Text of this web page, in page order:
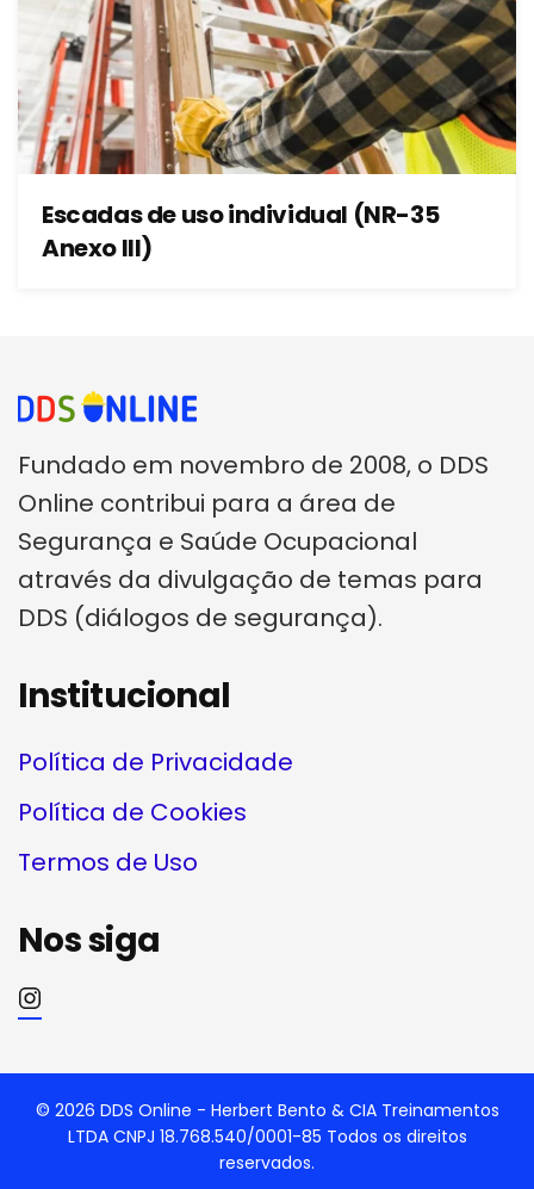
Escadas de uso individual (NR-35
Anexo III)
Fundado em novembro de 2008, o DDS
Online contribui para a área de
Segurança e Saúde Ocupacional
através da divulgação de temas para
DDS (diálogos de segurança).
Institucional
Política de Privacidade
Política de Cookies
Termos de Uso
Nos siga
© 2026 DDS Online - Herbert Bento & CIA Treinamentos
LTDA CNPJ 18.768.540/0001-85 Todos os direitos
reservados.